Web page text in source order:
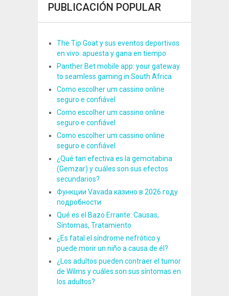
PUBLICACIÓN POPULAR
The Tip Goat y sus eventos deportivos
en vivo: apuesta y gana en tiempo
Panther Bet mobile app: your gateway
to seamless gaming in South Africa
Como escolher um cassino online
seguro e confiável
Como escolher um cassino online
seguro e confiável
Como escolher um cassino online
seguro e confiável
¿Qué tan efectiva es la gemcitabina
(Gemzar) y cuáles son sus efectos
secundarios?
Функции Vavada казино в 2026 году
подробности
Qué es el Bazo Errante: Causas,
Síntomas, Tratamiento
¿Es fatal el síndrome nefrótico y
puede morir un niño a causa de él?
¿Los adultos pueden contraer el tumor
de Wilms y cuáles son sus síntomas en
los adultos?